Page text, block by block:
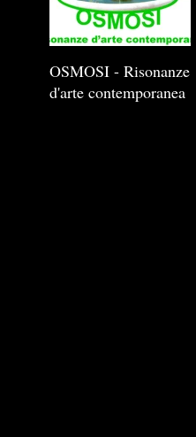
OSMOSI - Risonanze
d'arte contemporanea